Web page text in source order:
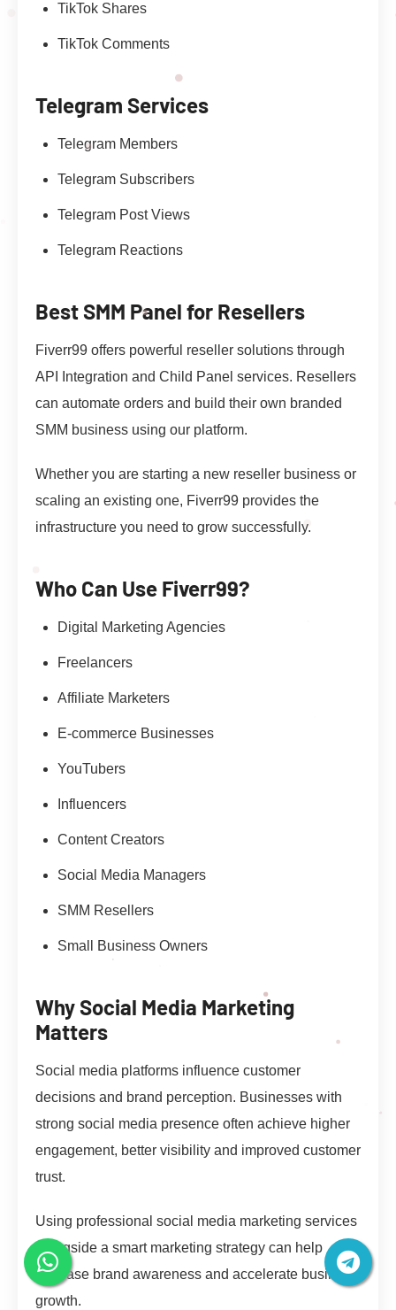
TikTok Shares
TikTok Comments
Telegram Services
Telegram Members
Telegram Subscribers
Telegram Post Views
Telegram Reactions
Best SMM Panel for Resellers
Fiverr99 offers powerful reseller solutions through
API Integration and Child Panel services. Resellers
can automate orders and build their own branded
SMM business using our platform.
Whether you are starting a new reseller business or
scaling an existing one, Fiverr99 provides the
infrastructure you need to grow successfully.
Who Can Use Fiverr99?
Digital Marketing Agencies
Freelancers
Affiliate Marketers
E-commerce Businesses
YouTubers
Influencers
Content Creators
Social Media Managers
SMM Resellers
Small Business Owners
Why Social Media Marketing
Matters
Social media platforms influence customer
decisions and brand perception. Businesses with
strong social media presence often achieve higher
engagement, better visibility and improved customer
trust.
Using professional social media marketing services
alongside a smart marketing strategy can help
increase brand awareness and accelerate business
growth.